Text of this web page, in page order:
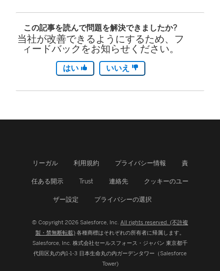
この記事を読んで問題を解決できましたか?
当社が改善できるようにするため、フ
ィードバックをお知らせください。
はい いいえ
リーガル 利用規約 プライバシー情報 責
任ある開示 Trust 連絡先 クッキーのユー
ザー設定 プライバシーの選択
© Copyright 2026 Salesforce, Inc. All rights reserved. (不許複
製・禁無断転載) 各種商標はそれぞれの所有者に帰属します。
Salesforce, Inc. 株式会社セールスフォース・ジャパン 東京都千
代田区丸の内1-1-3 日本生命丸の内ガーデンタワー（Salesforce
Tower)